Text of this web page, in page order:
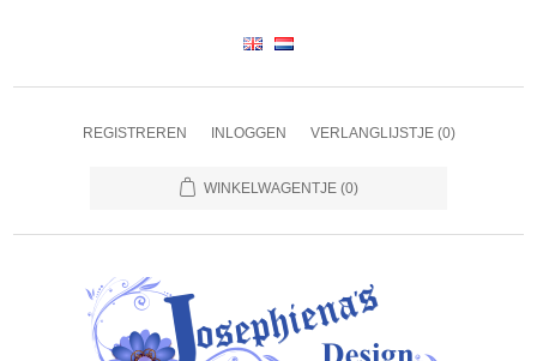
REGISTREREN INLOGGEN VERLANGLIJSTJE (0)
WINKELWAGENTJE (0)